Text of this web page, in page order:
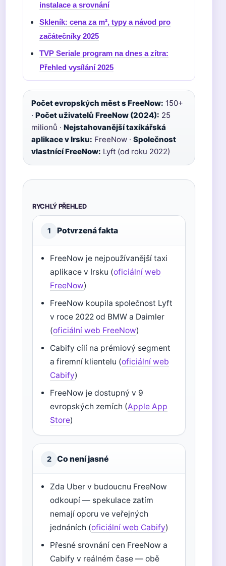
instalace a srovnání
Skleník: cena za m², typy a návod pro
začátečníky 2025
TVP Seriale program na dnes a zítra:
Přehled vysílání 2025
Počet evropských měst s FreeNow: 150+
· Počet uživatelů FreeNow (2024): 25
milionů · Nejstahovanější taxíkářská
aplikace v Irsku: FreeNow · Společnost
vlastnící FreeNow: Lyft (od roku 2022)
RYCHLÝ PŘEHLED
1 Potvrzená fakta
FreeNow je nejpoužívanější taxi
aplikace v Irsku (oficiální web
FreeNow)
FreeNow koupila společnost Lyft
v roce 2022 od BMW a Daimler
(oficiální web FreeNow)
Cabify cílí na prémiový segment
a firemní klientelu (oficiální web
Cabify)
FreeNow je dostupný v 9
evropských zemích (Apple App
Store)
2 Co není jasné
Zda Uber v budoucnu FreeNow
odkoupí — spekulace zatím
nemají oporu ve veřejných
jednáních (oficiální web Cabify)
Přesné srovnání cen FreeNow a
Cabify v reálném čase — obě